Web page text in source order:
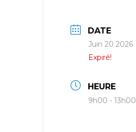
DATE
Juin 20 2026
Expiré!
HEURE
9h00 - 13h00